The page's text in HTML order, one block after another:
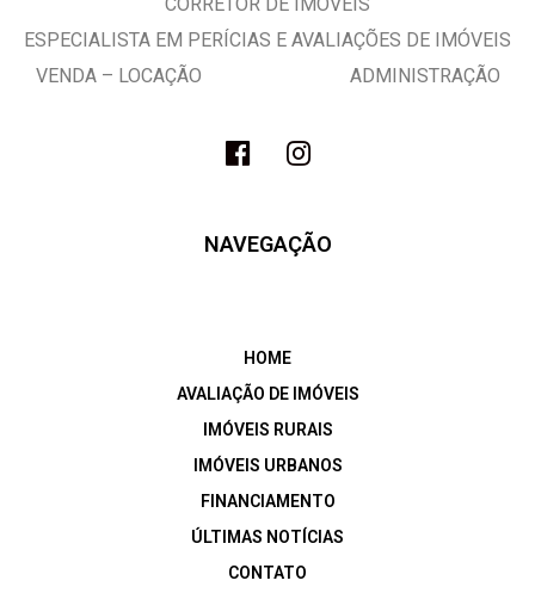
ESPECIALISTA EM PERÍCIAS E AVALIAÇÕES DE IMÓVEIS
VENDA – LOCAÇÃO ADMINISTRAÇÃO
NAVEGAÇÃO
HOME
AVALIAÇÃO DE IMÓVEIS
IMÓVEIS RURAIS
IMÓVEIS URBANOS
FINANCIAMENTO
ÚLTIMAS NOTÍCIAS
CONTATO